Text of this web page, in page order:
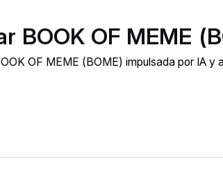
BOOK OF MEME
OF MEME (BOME) impulsada por IA y